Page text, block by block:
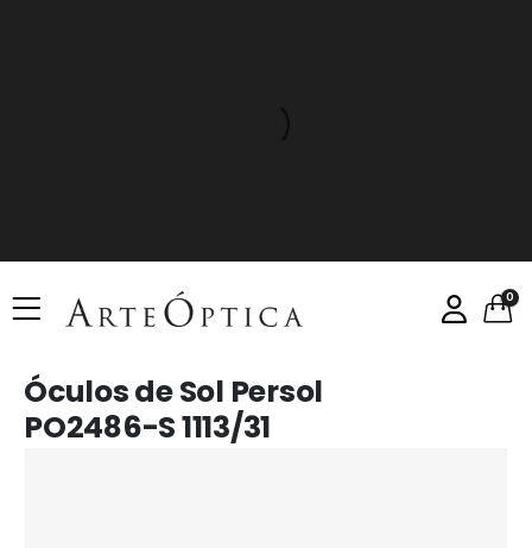
0
Óculos de Sol Persol
PO2486-S 1113/31